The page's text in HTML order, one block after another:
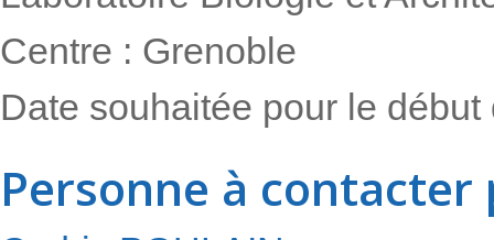
Centre : Grenoble
Date souhaitée pour le
Personne à